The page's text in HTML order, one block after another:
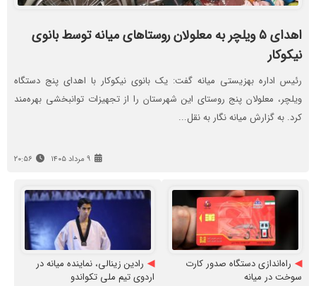
اهدای ۵ ویلچر به معلولان روستاهای میانه توسط بانوی
نیکوکار
رئیس اداره بهزیستی میانه گفت: یک بانوی نیکوکار با اهدای پنج دستگاه
ویلچر، معلولان پنج روستای این شهرستان را از تجهیزات توانبخشی بهره‌مند
کرد. به گزارش میانه نگار به نقل...
راه‌اندازی دستگاه صدور کارت
سوخت در میانه
رادین زینالی، نماینده میانه در
اردوی تیم ملی تکواندو